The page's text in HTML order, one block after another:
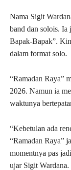
Nama Sigit
band dan solois.
Bapak-Bapak”.
dalam format solo.
“Ramadan Raya”
2026. Namun ia
waktunya
“Kebetulan ada
“Ramadan Raya”
momentnya pas
ujar Sigit Wardana.